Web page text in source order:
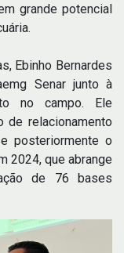
grande potencial
Ebinho Bernardes
Senar junto à
no campo. Ele
de relacionamento
posteriormente o
2024, que abrange
de 76 bases